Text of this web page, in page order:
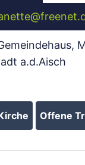
@
a.d.Aisch
Offene